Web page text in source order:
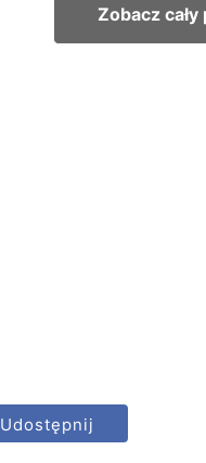
Zobacz
Udostępnij